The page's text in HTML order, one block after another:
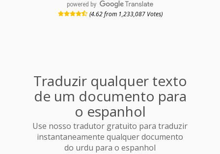
powered by
(4.62 from 1,233,087 Votes)
Traduzir qualquer texto
de um documento para
o espanhol
Use nosso tradutor gratuito para traduzir
instantaneamente qualquer documento
do urdu para o espanhol